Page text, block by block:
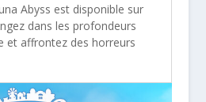
Abyss est disponible sur
dans les profondeurs
et affrontez des horreurs